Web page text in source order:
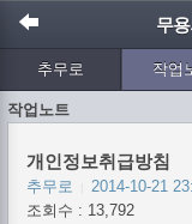
무
추무로 작업
작업노트
개인정보취급방침
추무로
2014-10-21
조회수 : 13,792